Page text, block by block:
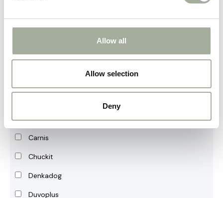
Allow all
Allow selection
Deny
Antos
Boony
Carnis
Chuckit
Denkadog
Duvoplus